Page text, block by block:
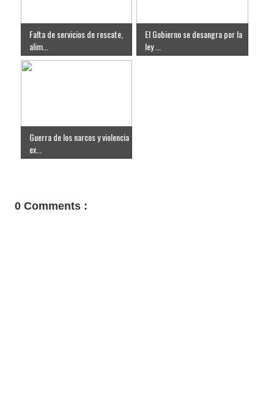
Falta de servicios de rescate,
alim...
El Gobierno se desangra por la
ley ...
Guerra de los narcos y violencia
ex...
0 Comments :